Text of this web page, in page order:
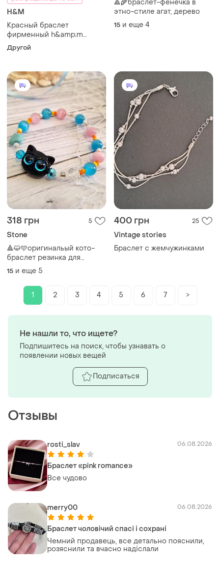
H&M
Красный браслет
фирменный h&amp;m
большой браслетик на руку
широкий массивный
грузовой винтаж с 2000 лет
Другой
🔺🌾браслет-фенечка в
этно-стиле агат, дерево
15 и еще 4
318 грн 5
Stone
🔺😺🩵оригинальый кото-
браслет резинка для
девочки, девушки
15 и еще 5
400 грн 25
Vintage stories
Браслет с жемчужинками
1 2 3 4 5 6 7 >
Отзывы
rosti_slav 06.08.2026
Браслет «pink romance»
Все чудово
merry00 06.08.2026
Браслет чоловічий спасі і сохрані
Чемний продавець, все детально пояснили,
розяснили та вчасно надіслали
Не нашли то, что ищете?
Подпишитесь на поиск, чтобы узнавать о
появлении новых вещей
Подписаться